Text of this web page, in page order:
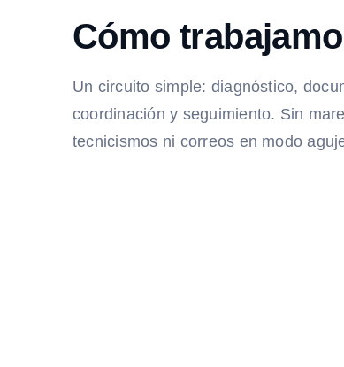
Cómo
Un circuito simple: diagnóstico,
coordinación y seguimiento. Sin
tecnicismos ni correos en modo